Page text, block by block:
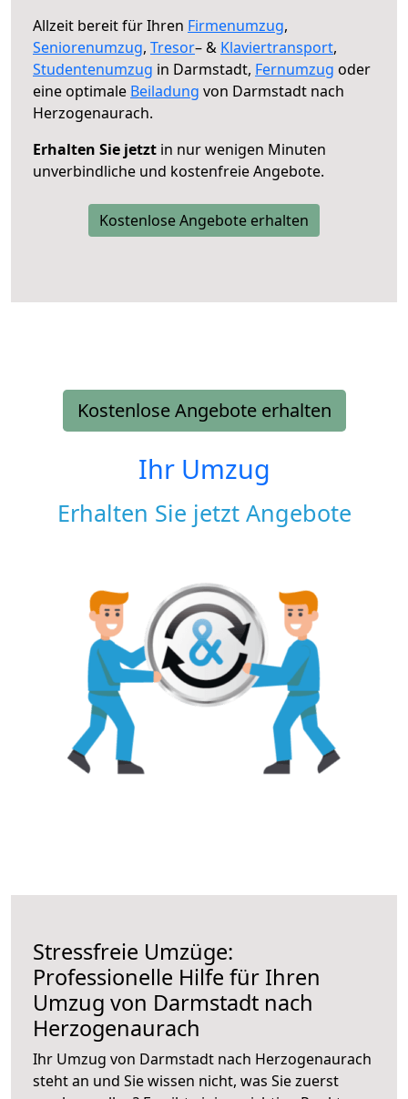
Allzeit bereit für Ihren Firmenumzug,
Seniorenumzug, Tresor– & Klaviertransport,
Studentenumzug in Darmstadt, Fernumzug oder
eine optimale Beiladung von Darmstadt nach
Herzogenaurach.
Erhalten Sie jetzt in nur wenigen Minuten
unverbindliche und kostenfreie Angebote.
Kostenlose Angebote erhalten
Kostenlose Angebote erhalten
Ihr Umzug
Erhalten Sie jetzt Angebote
Stressfreie Umzüge:
Professionelle Hilfe für Ihren
Umzug von Darmstadt nach
Herzogenaurach
Ihr Umzug von Darmstadt nach Herzogenaurach
steht an und Sie wissen nicht, was Sie zuerst